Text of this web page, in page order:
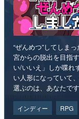
“ぜんめつ”してしま
宮からの脱出を目指
い/いいえ」しか喋れ
い人形になっていて
選ぶのは、あなたです
インディー RPG